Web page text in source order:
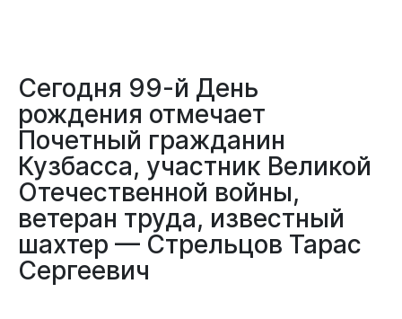
Сегодня 99-й День
рождения отмечает
Почетный гражданин
Кузбасса, участник Великой
Отечественной войны,
ветеран труда, известный
шахтер — Стрельцов Тарас
Сергеевич